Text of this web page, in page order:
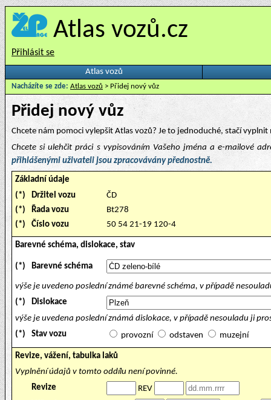
Atlas vozů.cz
Přihlásit se
Atlas vozů
Nacházíte se zde: Atlas vozů > Přidej nový vůz
Přidej nový vůz
Chcete nám pomoci vylepšit Atlas vozů? Je to jednoduché, stačí
Chcete si ulehčit práci s vypisováním Vašeho jména a e-mailové
přihlášenými uživateli jsou zpracovávány přednostně.
Základní údaje
(*)
Držitel vozu
ČD
(*)
Řada vozu
Bt278
(*)
Číslo vozu 50 54 21-19 120-4
Barevné schéma, dislokace, stav
(*) Barevné schéma
výše je uvedeno poslední známé barevné schéma, v případě
(*)
Dislokace
výše je uvedena poslední známá dislokace, v případě nesouladu ji
(*)
Stav vozu provozní odstaven muzejní
Revize, vážení, tabulka laků
Vyplnění údajů v tomto oddílu není povinné.
Revize
REV